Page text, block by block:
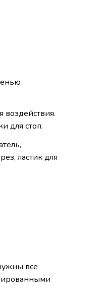
воздействия.
для стоп.
ластик для
все